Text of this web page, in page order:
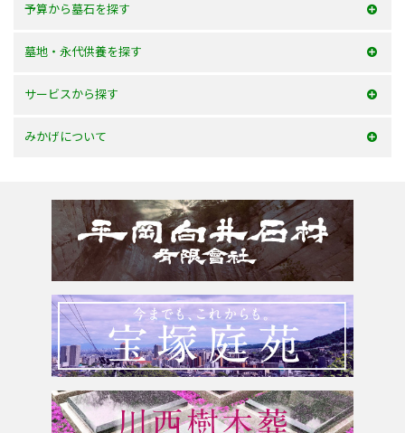
予算から墓石を探す
50万以内
100万以内
150万以内
墓地・永代供養を探す
大阪府
兵庫県
奈良県
和歌山県
サービスから探す
お墓を建てる
墓じまい・改葬
追加文字彫刻
みかげについて
会社案内
よくあるご質問
お問合せ